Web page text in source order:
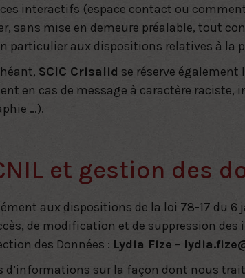
interactifs (espace contact ou
sans mise en demeure préalable, tout
particulier aux dispositions relatives à la
SCIC Crisalid se réserve
en cas de message à caractère
…).
et gestion des
aux dispositions de la loi 78-17 du 6
de modification et de suppression
des Données : Lydia Fize –
d’informations sur la façon dont nous